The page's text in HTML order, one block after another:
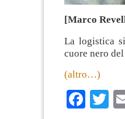
[Marco
La logistica
cuore nero
(altro…)